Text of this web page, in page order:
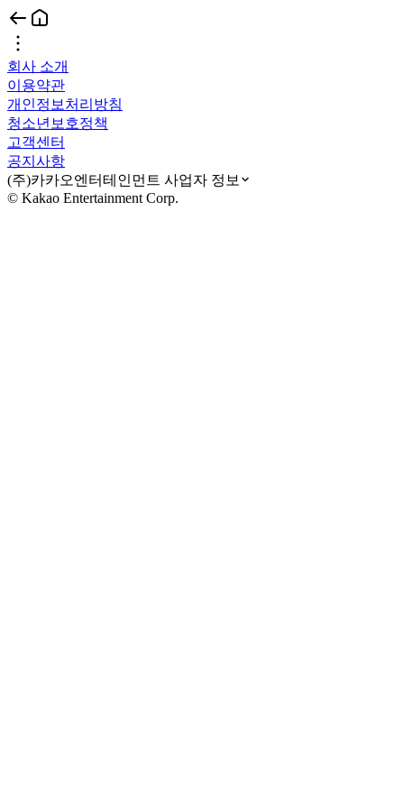
회사 소개
이용약관
개인정보처리방침
청소년보호정책
고객센터
공지사항
(주)카카오엔터테인먼트 사업자 정보
© Kakao Entertainment Corp.